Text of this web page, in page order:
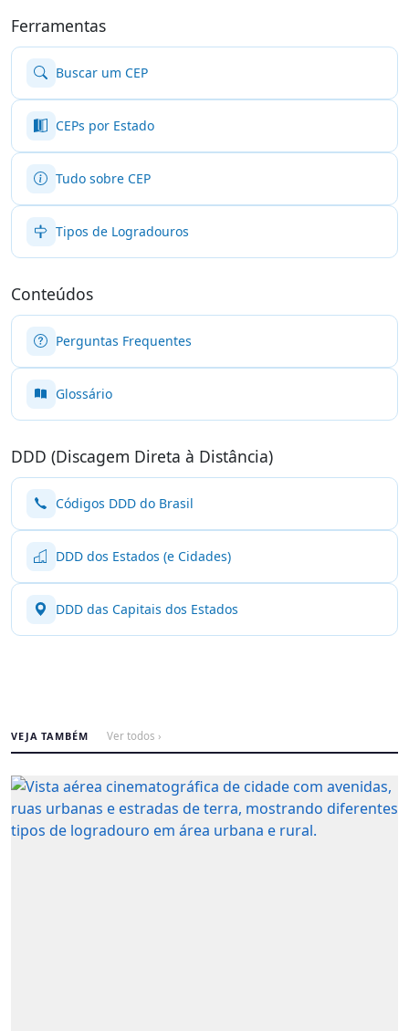
Ferramentas
Buscar um CEP
CEPs por Estado
Tudo sobre CEP
Tipos de Logradouros
Conteúdos
Perguntas Frequentes
Glossário
DDD (Discagem Direta à Distância)
Códigos DDD do Brasil
DDD dos Estados (e Cidades)
DDD das Capitais dos Estados
VEJA TAMBÉM Ver todos ›